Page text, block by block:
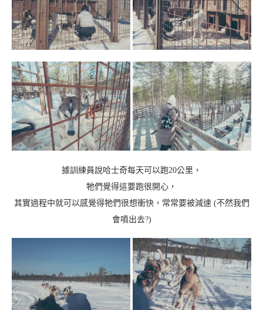
據訓練員說哈士奇每天可以跑20公里，
牠們覺得這要跑很開心，
其實過程中就可以感覺得牠們很想衝快，常常要被減速 (不然我們
會噴出去?)